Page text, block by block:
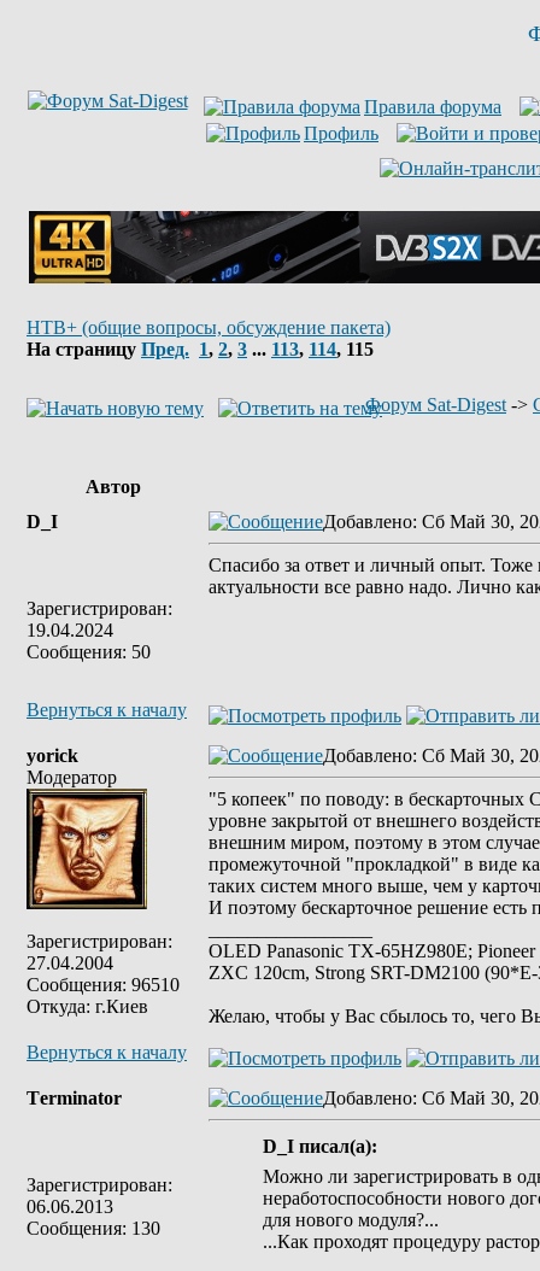
Правила форума
Профиль
НТВ+ (общие вопросы, обсуждение пакета)
На страницу Пред. 1, 2, 3 ... 113, 114, 115
Форум Sat-Digest ->
Автор
D_I
Зарегистрирован:
19.04.2024
Сообщения: 50
Добавлено: Сб Май 30,
Спасибо за ответ и личный опыт. Тоже
актуальности все равно надо. Лично
Вернуться к началу
yorick
Модератор
Зарегистрирован:
27.04.2004
Сообщения: 96510
Откуда: г.Киев
Добавлено: Сб Май 30,
"5 копеек" по поводу: в бескарточных
уровне закрытой от внешнего
внешним миром, поэтому в этом
промежуточной "прокладкой" в виде
таких систем много выше, чем у
И поэтому бескарточное решение
OLED Panasonic TX-65HZ980E;
ZXC 120cm, Strong SRT-DM2100
Желаю, чтобы у Вас сбылось то, чего
Вернуться к началу
Tеrminatоr
Зарегистрирован:
06.06.2013
Сообщения: 130
Добавлено: Сб Май 30,
D_I писал(а):
Можно ли зарегистрировать в
неработоспособности нового
для нового модуля?...
...Как проходят процедуру